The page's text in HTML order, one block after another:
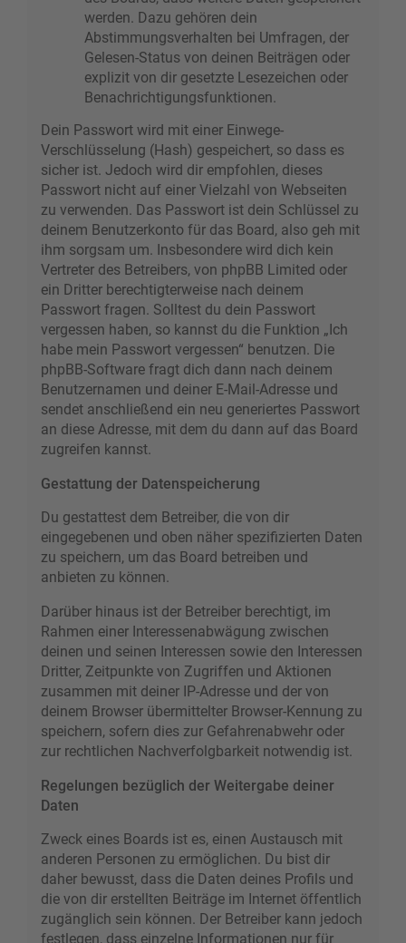
werden. Dazu gehören dein
Abstimmungsverhalten bei Umfragen, der
Gelesen-Status von deinen Beiträgen oder
explizit von dir gesetzte Lesezeichen oder
Benachrichtigungsfunktionen.
Dein Passwort wird mit einer Einwege-
Verschlüsselung (Hash) gespeichert, so dass es
sicher ist. Jedoch wird dir empfohlen, dieses
Passwort nicht auf einer Vielzahl von Webseiten
zu verwenden. Das Passwort ist dein Schlüssel zu
deinem Benutzerkonto für das Board, also geh mit
ihm sorgsam um. Insbesondere wird dich kein
Vertreter des Betreibers, von phpBB Limited oder
ein Dritter berechtigterweise nach deinem
Passwort fragen. Solltest du dein Passwort
vergessen haben, so kannst du die Funktion „Ich
habe mein Passwort vergessen“ benutzen. Die
phpBB-Software fragt dich dann nach deinem
Benutzernamen und deiner E-Mail-Adresse und
sendet anschließend ein neu generiertes Passwort
an diese Adresse, mit dem du dann auf das Board
zugreifen kannst.
Gestattung der Datenspeicherung
Du gestattest dem Betreiber, die von dir
eingegebenen und oben näher spezifizierten Daten
zu speichern, um das Board betreiben und
anbieten zu können.
Darüber hinaus ist der Betreiber berechtigt, im
Rahmen einer Interessenabwägung zwischen
deinen und seinen Interessen sowie den Interessen
Dritter, Zeitpunkte von Zugriffen und Aktionen
zusammen mit deiner IP-Adresse und der von
deinem Browser übermittelter Browser-Kennung zu
speichern, sofern dies zur Gefahrenabwehr oder
zur rechtlichen Nachverfolgbarkeit notwendig ist.
Regelungen bezüglich der Weitergabe deiner
Daten
Zweck eines Boards ist es, einen Austausch mit
anderen Personen zu ermöglichen. Du bist dir
daher bewusst, dass die Daten deines Profils und
die von dir erstellten Beiträge im Internet öffentlich
zugänglich sein können. Der Betreiber kann jedoch
festlegen, dass einzelne Informationen nur für